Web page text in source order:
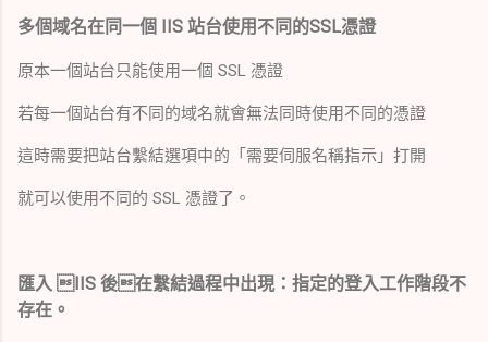
多個域名在同一個 IIS 站台使用不同的SSL憑證
原本一個站台只能使用一個 SSL 憑證
若每一個站台有不同的域名就會無法同時使用不同的憑證
這時需要把站台繫結選項中的「需要伺服名稱指示」打開
就可以使用不同的 SSL 憑證了。
匯入 IIS 後在繫結過程中出現：指定的登入工作階段不
存在。